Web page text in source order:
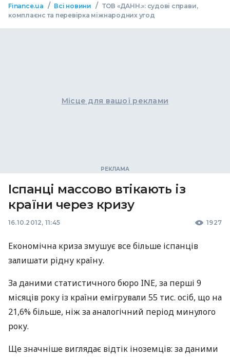
Finance.ua / Всі новини / ТОВ «ДАНН.»: судові справи,
комплаєнс та перевірка міжнародних угод
Місце для вашої реклами
Іспанці массово втікають із
країни через кризу
16.10.2012, 11:45 1927
Економічна криза змушує все більше іспанців
залишати рідну країну.
За даними статистичного бюро INЕ, за перші 9
місяців року із країни емігрували 55 тис. осіб, що на
21,6% більше, ніж за аналогічний період минулого
року.
Ще значніше виглядає відтік іноземців: за даними